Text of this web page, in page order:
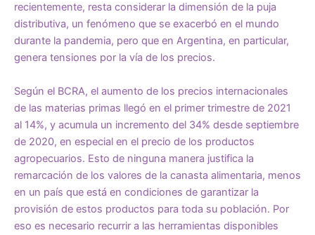
recientemente, resta considerar la dimensión de la puja
distributiva, un fenómeno que se exacerbó en el mundo
durante la pandemia, pero que en Argentina, en particular,
genera tensiones por la vía de los precios.
Según el BCRA, el aumento de los precios internacionales
de las materias primas llegó en el primer trimestre de 2021
al 14%, y acumula un incremento del 34% desde septiembre
de 2020, en especial en el precio de los productos
agropecuarios. Esto de ninguna manera justifica la
remarcación de los valores de la canasta alimentaria, menos
en un país que está en condiciones de garantizar la
provisión de estos productos para toda su población. Por
eso es necesario recurrir a las herramientas disponibles